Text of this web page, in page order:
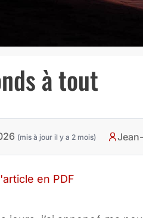
à tout
(mis à jour il y a 2 mois)
en PDF